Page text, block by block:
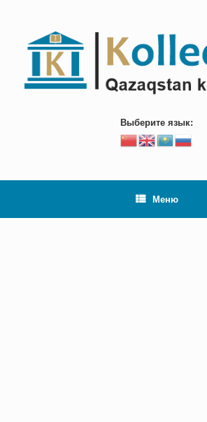
содержанию
Выберите язык:
Меню